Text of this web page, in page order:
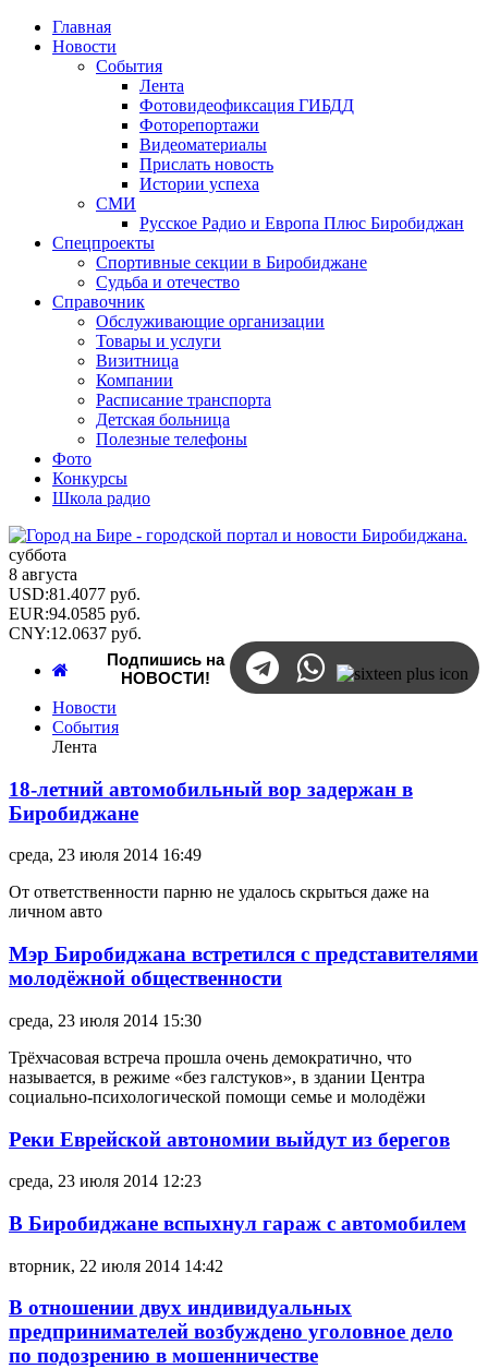
Главная
Новости
События
Лента
Фотовидеофиксация ГИБДД
Фоторепортажи
Видеоматериалы
Прислать новость
Истории успеха
СМИ
Русское Радио и Европа Плюс Биробиджан
Спецпроекты
Спортивные секции в Биробиджане
Судьба и отечество
Справочник
Обслуживающие организации
Товары и услуги
Визитница
Компании
Расписание транспорта
Детская больница
Полезные телефоны
Фото
Конкурсы
Школа радио
суббота
8 августа
USD:81.4077 руб.
EUR:94.0585 руб.
CNY:12.0637 руб.
Подпишись на
НОВОСТИ!
Новости
События
Лента
18-летний автомобильный вор задержан в
Биробиджане
среда, 23 июля 2014 16:49
От ответственности парню не удалось скрыться даже на
личном авто
Мэр Биробиджана встретился с представителями
молодёжной общественности
среда, 23 июля 2014 15:30
Трёхчасовая встреча прошла очень демократично, что
называется, в режиме «без галстуков», в здании Центра
социально-психологической помощи семье и молодёжи
Реки Еврейской автономии выйдут из берегов
среда, 23 июля 2014 12:23
В Биробиджане вспыхнул гараж с автомобилем
вторник, 22 июля 2014 14:42
В отношении двух индивидуальных
предпринимателей возбуждено уголовное дело
по подозрению в мошенничестве